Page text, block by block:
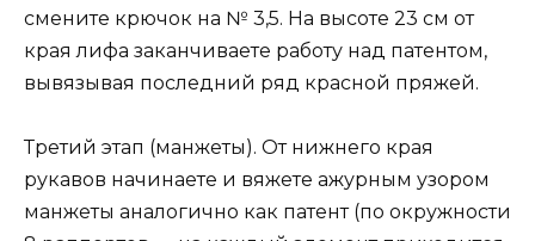
смените крючок на № 3,5. На высоте 23 см от
края лифа заканчиваете работу над патентом,
вывязывая последний ряд красной пряжей.
Третий этап (манжеты). От нижнего края
рукавов начинаете и вяжете ажурным узором
манжеты аналогично как патент (по окружности